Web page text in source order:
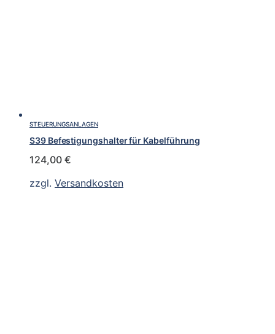
STEUERUNGSANLAGEN
S39 Befestigungshalter für Kabelführung
124,00 €
zzgl. Versandkosten